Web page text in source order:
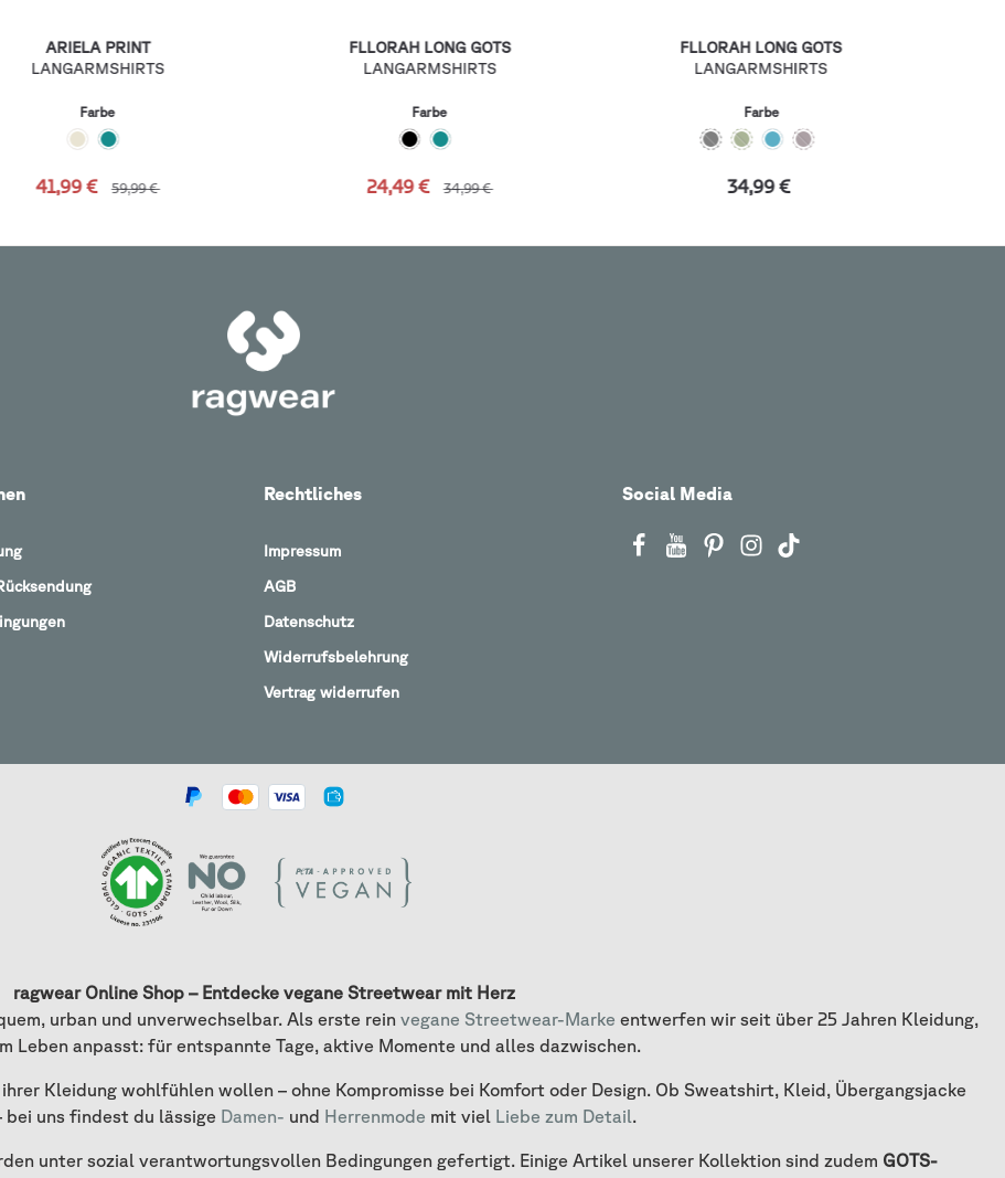
ARIELA PRINT
LANGARMSHIRTS
Farbe
41,99 € 59,99 €
FLLORAH LONG GOTS
LANGARMSHIRTS
Farbe
24,49 € 34,99 €
FLLORAH LONG GOTS
LANGARMSHIRTS
Farbe
34,99 €
Social Media
Rechtliches
Impressum
AGB
Datenschutz
Widerrufsbelehrung
Vertrag widerrufen
ragwear Online Shop – Entdecke vegane Streetwear mit Herz
urban und unverwechselbar. Als erste rein vegane Streetwear-Marke entwerfen wir seit über 25 Jahren Kleidung,
Leben anpasst: für entspannte Tage, aktive Momente und alles dazwischen.
Kleidung wohlfühlen wollen – ohne Kompromisse bei Komfort oder Design. Ob Sweatshirt, Kleid, Übergangsjacke
bei uns findest du lässige Damen- und Herrenmode mit viel Liebe zum Detail.
unter sozial verantwortungsvollen Bedingungen gefertigt. Einige Artikel unserer Kollektion sind zudem GOTS-